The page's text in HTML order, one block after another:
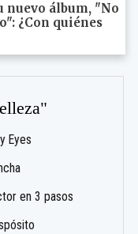
nuevo álbum, "No
¿Con quiénes
Eyes
en 3 pasos